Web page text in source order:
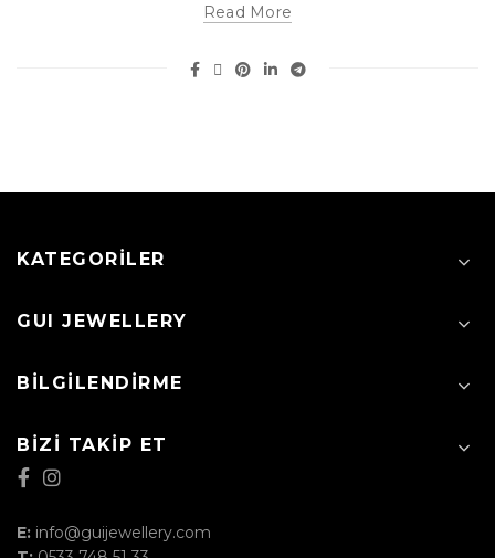
Read More
KATEGORILER
GUI JEWELLERY
BILGILENDIRME
BIZI TAKIP ET
E: info@guijewellery.com